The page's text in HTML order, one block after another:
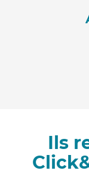
Ils